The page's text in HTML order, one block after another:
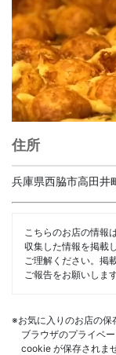
住所
兵庫県西脇市高田井
こちらのお店の情報
収集した情報を掲載
ご理解ください。掲
ご報告をお願いします
※お気に入りのお店の保
ブラウザのプライベ
cookie が保存されま